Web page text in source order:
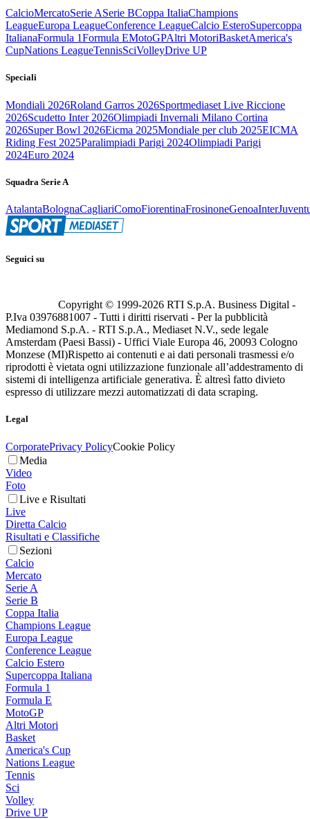
CalcioMercatoSerie ASerie BCoppa ItaliaChampions
LeagueEuropa LeagueConference LeagueCalcio EsteroSupercoppa
ItalianaFormula 1Formula EMotoGPAltri MotoriBasketAmerica's
CupNations LeagueTennisSciVolleyDrive UP
Speciali
Mondiali 2026Roland Garros 2026Sportmediaset Live Riccione
2026Scudetto Inter 2026Olimpiadi Invernali Milano Cortina
2026Super Bowl 2026Eicma 2025Mondiale per club 2025EICMA
Riding Fest 2025Paralimpiadi Parigi 2024Olimpiadi Parigi
2024Euro 2024
Squadra Serie A
AtalantaBolognaCagliariComoFiorentinaFrosinoneGenoaInter
Seguici su
Copyright © 1999-2026 RTI S.p.A. Business Digital -
P.Iva 03976881007 - Tutti i diritti riservati - Per la pubblicità
Mediamond S.p.A. - RTI S.p.A., Mediaset N.V., sede legale
Amsterdam (Paesi Bassi) - Uffici Viale Europa 46, 20093 Cologno
Monzese (MI)Rispetto ai contenuti e ai dati personali trasmessi e/o
riprodotti è vietata ogni utilizzazione funzionale all’addestramento di
sistemi di intelligenza artificiale generativa. È altresì fatto divieto
espresso di utilizzare mezzi automatizzati di data scraping.
Legal
CorporatePrivacy PolicyCookie Policy
Media
Video
Foto
Live e Risultati
Live
Diretta Calcio
Risultati e Classifiche
Sezioni
Calcio
Mercato
Serie A
Serie B
Coppa Italia
Champions League
Europa League
Conference League
Calcio Estero
Supercoppa Italiana
Formula 1
Formula E
MotoGP
Altri Motori
Basket
America's Cup
Nations League
Tennis
Sci
Volley
Drive UP